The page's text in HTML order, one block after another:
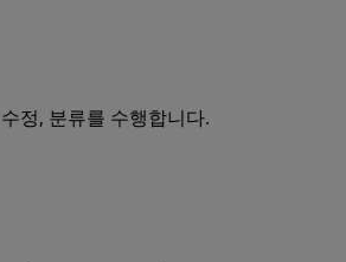
정, 분류를 수행합니다.